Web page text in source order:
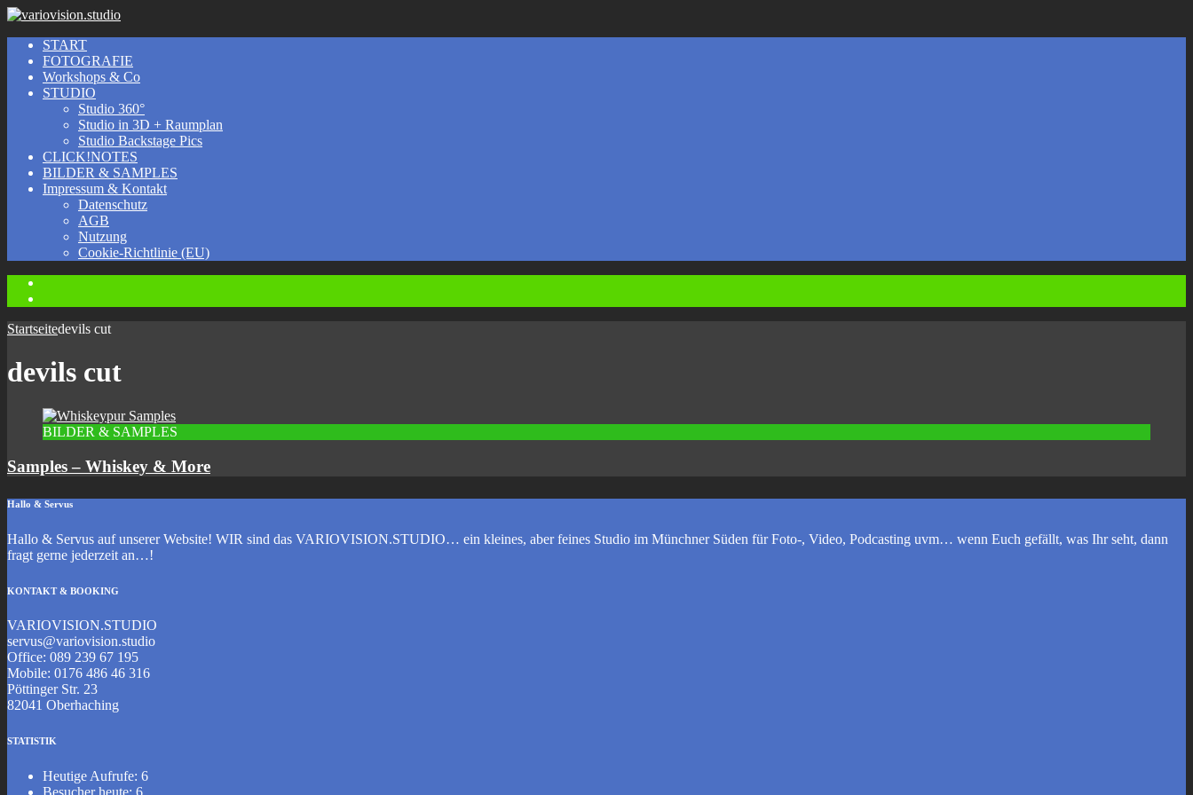
START
FOTOGRAFIE
Workshops & Co
STUDIO
Studio 360°
Studio in 3D + Raumplan
Studio Backstage Pics
CLICK!NOTES
BILDER & SAMPLES
Impressum & Kontakt
Datenschutz
AGB
Nutzung
Cookie-Richtlinie (EU)
Startseitedevils cut
devils cut
BILDER & SAMPLES
Samples – Whiskey & More
Hallo & Servus
Hallo & Servus auf unserer Website! WIR sind das VARIOVISION.STUDIO… ein kleines, aber feines Studio im Münchner Süden für Foto-, Video, Podcasting uvm… wenn Euch gefällt, was Ihr seht, dann
fragt gerne jederzeit an…!
KONTAKT & BOOKING
VARIOVISION.STUDIO
servus@variovision.studio
Office: 089 239 67 195
Mobile: 0176 486 46 316
Pöttinger Str. 23
82041 Oberhaching
STATISTIK
Heutige Aufrufe: 6